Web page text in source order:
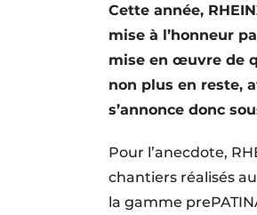
Cette année,
mise à l’honneur
mise en œuvre de
non plus en reste,
s’annonce donc
Pour l’anecdote,
chantiers réalisés
la gamme